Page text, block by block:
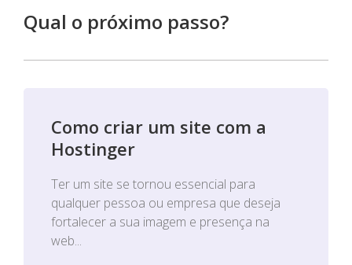
Qual o próximo passo?
Como criar um site com a
Hostinger
Ter um site se tornou essencial para
qualquer pessoa ou empresa que deseja
fortalecer a sua imagem e presença na
web...